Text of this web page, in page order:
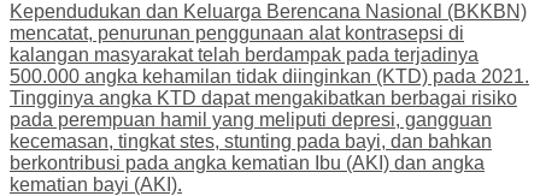
Kependudukan dan Keluarga Berencana Nasional (BKKBN)
mencatat, penurunan penggunaan alat kontrasepsi di
kalangan masyarakat telah berdampak pada terjadinya
500.000 angka kehamilan tidak diinginkan (KTD) pada 2021.
Tingginya angka KTD dapat mengakibatkan berbagai risiko
pada perempuan hamil yang meliputi depresi, gangguan
kecemasan, tingkat stes, stunting pada bayi, dan bahkan
berkontribusi pada angka kematian Ibu (AKI) dan angka
kematian bayi (AKI).